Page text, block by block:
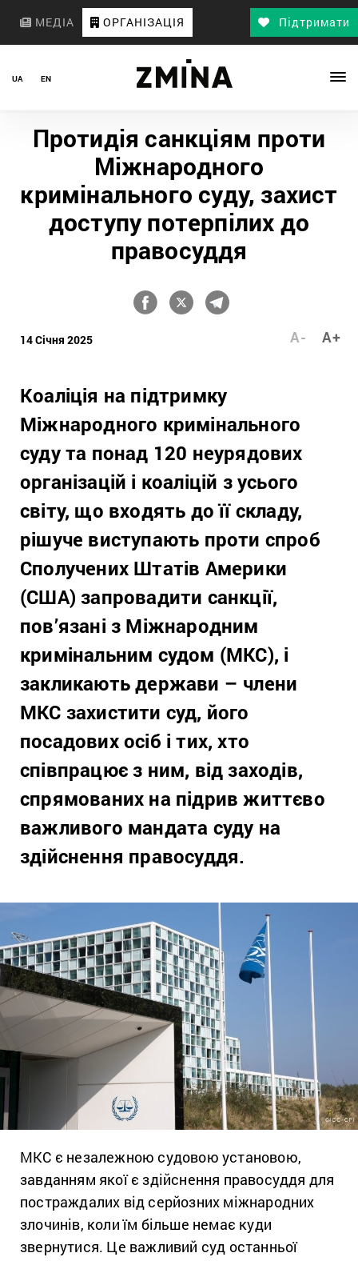
МЕДІА ОРГАНІЗАЦІЯ Підтримати
UA EN
Протидія санкціям проти
Міжнародного
кримінального суду, захист
доступу потерпілих до
правосуддя
14 Січня 2025 A+
A-
Коаліція на підтримку
Міжнародного кримінального
суду та понад 120 неурядових
організацій і коаліцій з усього
світу, що входять до її складу,
рішуче виступають проти спроб
Сполучених Штатів Америки
(США) запровадити санкції,
пов’язані з Міжнародним
кримінальним судом (МКС), і
закликають держави – члени
МКС захистити суд, його
посадових осіб і тих, хто
співпрацює з ним, від заходів,
спрямованих на підрив життєво
важливого мандата суду на
здійснення правосуддя.
МКС є незалежною судовою установою,
завданням якої є здійснення правосуддя для
постраждалих від серйозних міжнародних
злочинів, коли їм більше немає куди
звернутися. Це важливий суд останньої